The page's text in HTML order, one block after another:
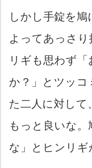
しかし手錠を
よってあっさ
リギも思わず
か？」とツッコ
た二人に対して
もっと良いな
な」とヒンリギ